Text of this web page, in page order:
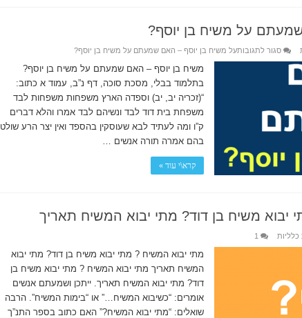
על משיח בן יוסף?
סגור לתגובותעל משיח בן יוסף – האם שמעתם על משיח בן יוסף?
משיח בן יוסף – האם שמעתם על משיח בן יוסף?
בתלמוד בבלי, מסכת סוכה, דף נ”ב, עמוד א כתוב:
“(זכריה יב, יב) וספדה הארץ משפחות משפחות לבד
משפחת בית דוד לבד ונשיהם לבד אמרו והלא דברים
ק”ו ומה לעתיד לבא שעוסקין בהספד ואין יצר הרע שולט
בהם אמרה תורה אנשים …
קרא\י עוד »
יבוא משיח בן דוד? מתי יבוא המשיח תאריך
1
מתי יבוא המשיח ? מתי יבוא משיח בן דוד? מתי יבוא
המשיח תאריך מתי יבוא המשיח ? מתי יבוא משיח בן
דוד? מתי יבוא המשיח תאריך. ייתכן ושמעתם אנשים
אומרים: “כשיבוא המשיח…” או “בימות המשיח”. הרבה
שואלים: “מתי יבוא המשיח?” האם כתוב בספר התנ”ך